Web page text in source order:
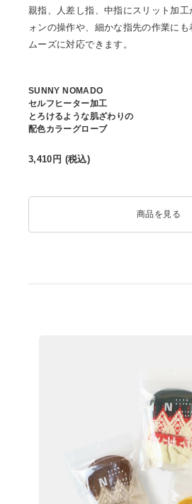
親指、人差し指、中指にスリット加
ォンの操作や、細かな指先の作業に
ムーズに対応できます。
SUNNY NOMADO
セルフヒーター加工
とろけるような肌ざわりの
配色カラーグローブ
3,410 円 (税込)
商品を見る